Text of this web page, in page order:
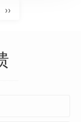
››